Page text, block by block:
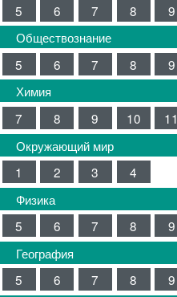
5
6 7 8 9
Обществознание
5
6 7 8 9
Химия
7
8 9 10
11
Окружающий мир
1
2 3
4
Физика
5
6 7 8 9
География
5
6 7 8 9